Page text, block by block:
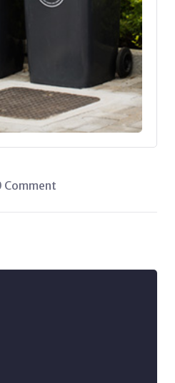
Comment